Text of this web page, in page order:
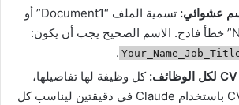
عشوائي:
تسمية الملف “Document1” أو
.
كل وظيفة لها تفاصيلها،
يجب تعديل الـ CV باستخدام Claude في دقيقتين ليناسب كل